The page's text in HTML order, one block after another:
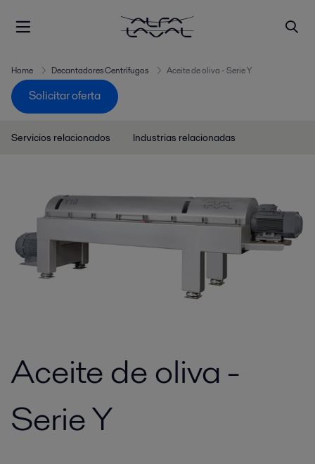
Home Decantadores Centrífugos Aceite de oliva - Serie Y
Solicitar oferta
Servicios relacionados Industrias relacionadas
Aceite de oliva -
Serie Y